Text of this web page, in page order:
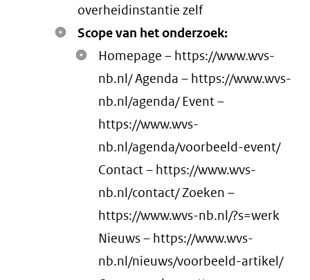
overheidinstantie zelf
Scope van het onderzoek:
Homepage – https://www.wvs-
nb.nl/ Agenda – https://www.wvs-
nb.nl/agenda/ Event –
https://www.wvs-
nb.nl/agenda/voorbeeld-event/
Contact – https://www.wvs-
nb.nl/contact/ Zoeken –
https://www.wvs-nb.nl/?s=werk
Nieuws – https://www.wvs-
nb.nl/nieuws/voorbeeld-artikel/